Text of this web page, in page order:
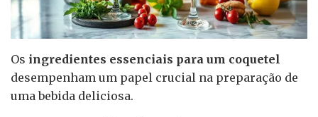
Os ingredientes essenciais para um coquetel
desempenham um papel crucial na preparação de
uma bebida deliciosa.